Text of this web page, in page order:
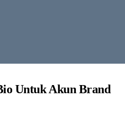
Untuk Akun Brand